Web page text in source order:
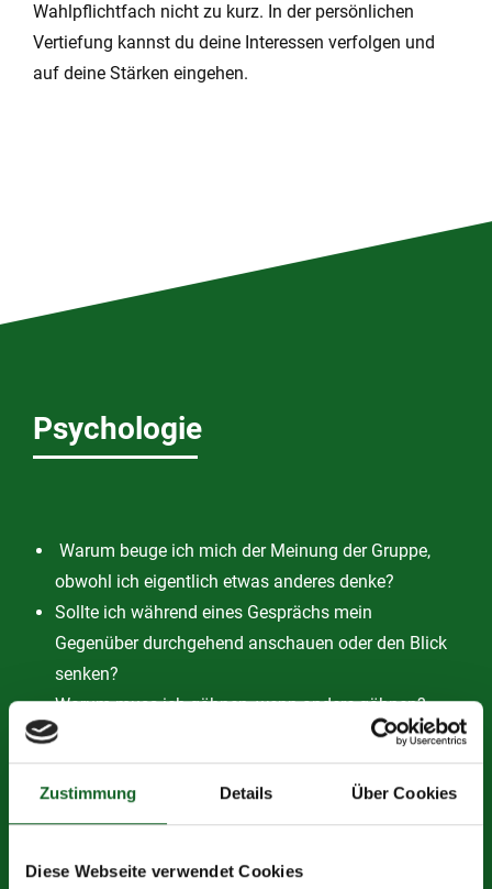
Zustimmung Details Über Cookies
Diese Webseite verwendet Cookies
Wahlpflichtfach nicht zu kurz. In der persönlichen
Vertiefung kannst du deine Interessen verfolgen und
auf deine Stärken eingehen.
Psychologie
Warum beuge ich mich der Meinung der Gruppe,
obwohl ich eigentlich etwas anderes denke?
Sollte ich während eines Gesprächs mein
Gegenüber durchgehend anschauen oder den Blick
senken?
Warum muss ich gähnen, wenn andere gähnen?
Wie kann ich mich nach einem schlechten Ergebnis
zum Lernen motivieren?
Im Wahlpflichtfach „Psychologie“ beschäftigen wir uns
ihren Fachbereichen (z.B. Sozialpsychologie,